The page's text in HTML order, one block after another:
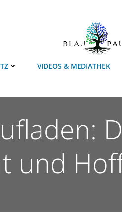
VIDEOS & MEDIATHEK
und